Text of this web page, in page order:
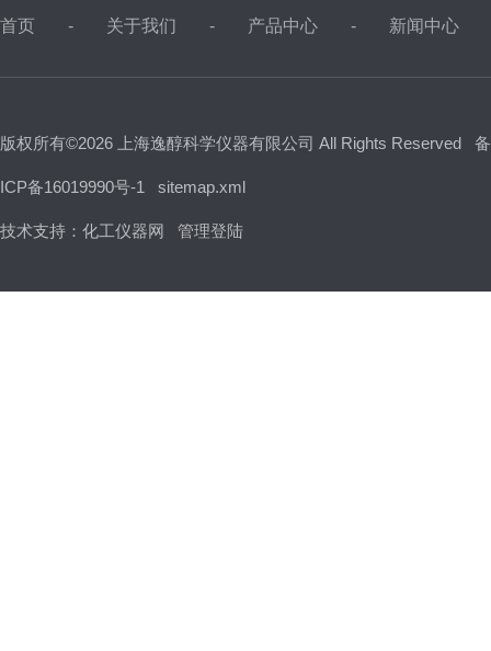
首页 关于我们 产品中心 新闻中心
版权所有©2026 上海逸醇科学仪器有限公司 All Rights Reserved
ICP备16019990号-1 sitemap.xml
技术支持： 化工仪器网 管理登陆